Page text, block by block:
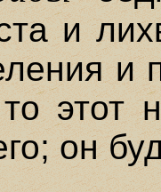
и
и
этот
он